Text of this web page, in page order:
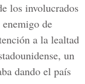
los involucrados
de
a la lealtad
un
dando el país